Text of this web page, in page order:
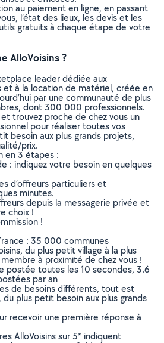
au paiement en ligne, en passant
l’état des lieux, les devis et les
gratuits à chaque étape de votre
AlloVoisins ?
leader dédiée aux
et à la location de matériel, créée en
par une communauté de plus
dont 300 000 professionnels.
trouvez proche de chez vous un
pour réaliser toutes vos
besoin aux plus grands projets,
prix.
en 3 étapes :
: indiquez votre besoin en quelques
d’offreurs particuliers et
minutes.
depuis la messagerie privée et
choix !
!
: 35 000 communes
du plus petit village à la plus
à proximité de chez vous !
postée toutes les 10 secondes, 3.6
par an
de besoins différents, tout est
du plus petit besoin aux plus grands
recevoir une première réponse à
AlloVoisins sur 5* indiquent